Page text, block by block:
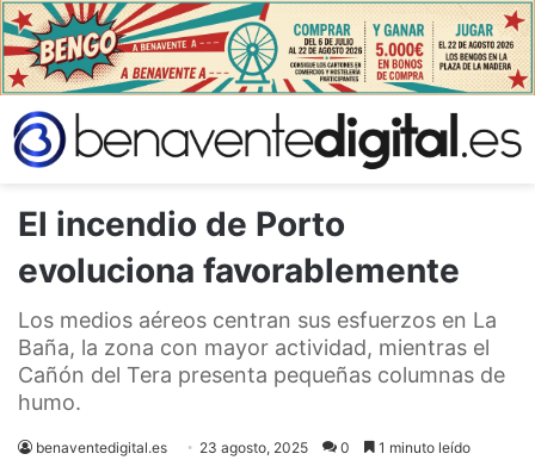
El incendio de Porto
evoluciona favorablemente
Los medios aéreos centran sus esfuerzos en La
Baña, la zona con mayor actividad, mientras el
Cañón del Tera presenta pequeñas columnas de
humo.
benaventedigital.es 23 agosto, 2025 0 1 minuto leído